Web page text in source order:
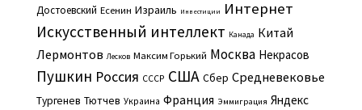
Достоевский Есенин Израиль Инвестиции Интернет
Искусственный интеллект Канада Китай
Лермонтов Лесков Максим Горький Москва Некрасов
Пушкин Россия СССР США Сбер Средневековье
Тургенев Тютчев Украина Франция Эммиграция Яндекс